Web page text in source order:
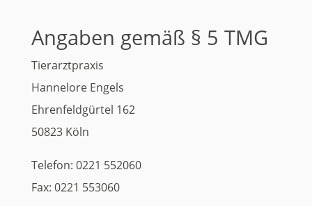
Angaben gemäß § 5 TMG
Tierarztpraxis
Hannelore Engels
Ehrenfeldgürtel 162
50823 Köln
Telefon: 0221 552060
Fax: 0221 553060